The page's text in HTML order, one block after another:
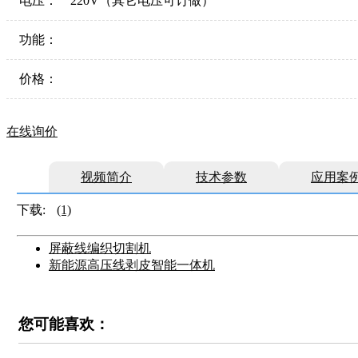
功能：
价格：
在线询价
视频简介 技术参数 应用案
下载: (1)
屏蔽线编织切割机
新能源高压线剥皮智能一体机
您可能喜欢：